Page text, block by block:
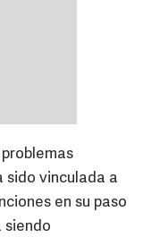
sido vinculada a
en su paso
siendo